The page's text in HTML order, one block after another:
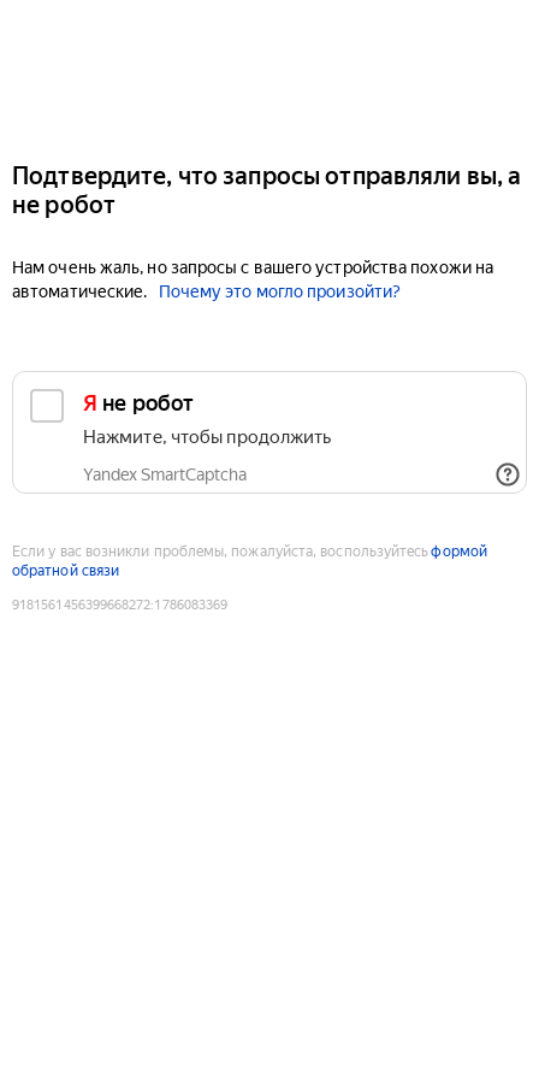
Подтвердите, что запросы отправляли вы, а
не робот
Нам очень жаль, но запросы с вашего устройства похожи на
автоматические.
Почему это могло произойти?
Я не робот
Нажмите, чтобы продолжить
Yandex SmartCaptcha
Если у вас возникли проблемы, пожалуйста, воспользуйтесьформой
обратной связи
9181561456399668272:1786083369